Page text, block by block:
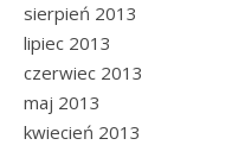
sierpień 2013
lipiec 2013
czerwiec 2013
maj 2013
kwiecień 2013